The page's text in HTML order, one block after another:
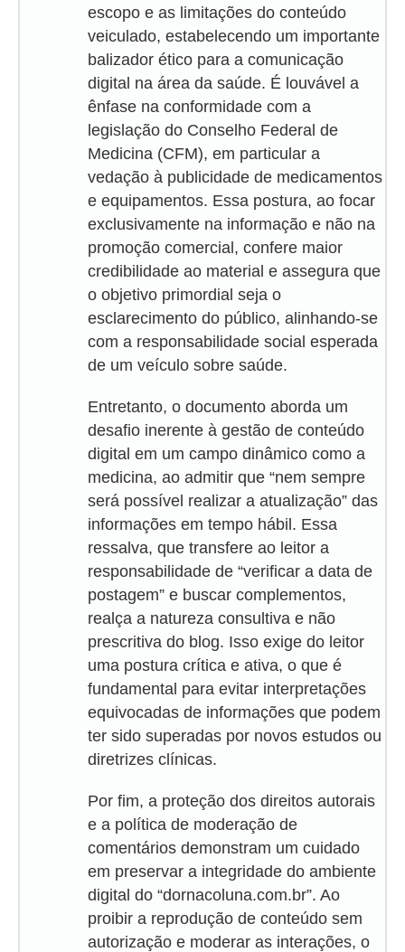
escopo e as limitações do conteúdo
veiculado, estabelecendo um importante
balizador ético para a comunicação
digital na área da saúde. É louvável a
ênfase na conformidade com a
legislação do Conselho Federal de
Medicina (CFM), em particular a
vedação à publicidade de medicamentos
e equipamentos. Essa postura, ao focar
exclusivamente na informação e não na
promoção comercial, confere maior
credibilidade ao material e assegura que
o objetivo primordial seja o
esclarecimento do público, alinhando-se
com a responsabilidade social esperada
de um veículo sobre saúde.
Entretanto, o documento aborda um
desafio inerente à gestão de conteúdo
digital em um campo dinâmico como a
medicina, ao admitir que “nem sempre
será possível realizar a atualização” das
informações em tempo hábil. Essa
ressalva, que transfere ao leitor a
responsabilidade de “verificar a data de
postagem” e buscar complementos,
realça a natureza consultiva e não
prescritiva do blog. Isso exige do leitor
uma postura crítica e ativa, o que é
fundamental para evitar interpretações
equivocadas de informações que podem
ter sido superadas por novos estudos ou
diretrizes clínicas.
Por fim, a proteção dos direitos autorais
e a política de moderação de
comentários demonstram um cuidado
em preservar a integridade do ambiente
digital do “dornacoluna.com.br”. Ao
proibir a reprodução de conteúdo sem
autorização e moderar as interações, o